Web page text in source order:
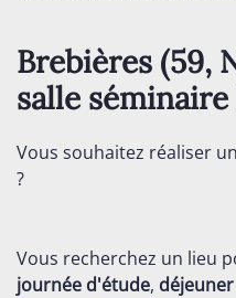
Brebières (59,
salle séminaire
Vous souhaitez réaliser un
?
Vous recherchez un lieu
journée d'étude,